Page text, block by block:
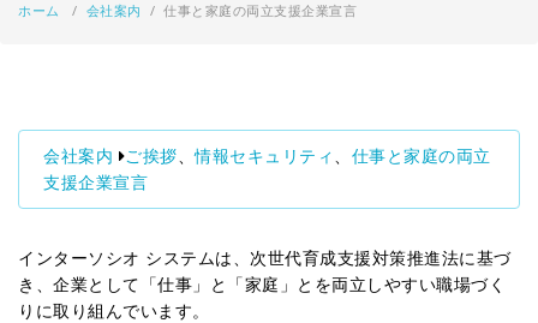
え
ホーム / 会社案内 / 仕事と家庭の両立支援企業宣言
会社案内 ご挨拶 、情報セキュリティ
仕事と家庭の両立
支援企業宣言
インターソシオ システムは、次世代育成支援対策推進法に基づ
き、企業として「仕事」と「家庭」とを両立しやすい職場づく
りに取り組んでいます。